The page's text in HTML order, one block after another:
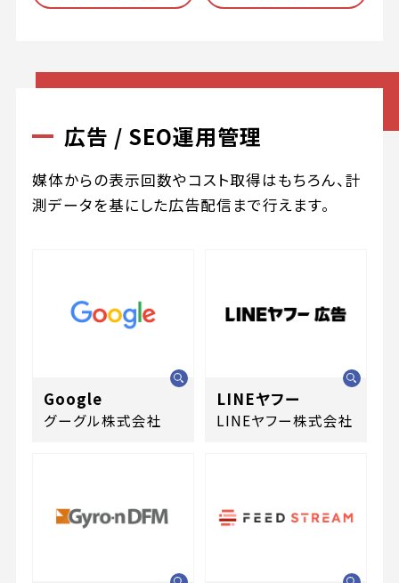
広告 / SEO運用管理
媒体からの表示回数やコスト取得はもちろん、計
測データを基にした広告配信まで行えます。
Google
グーグル株式会社
LINEヤフー
LINEヤフー株式会社